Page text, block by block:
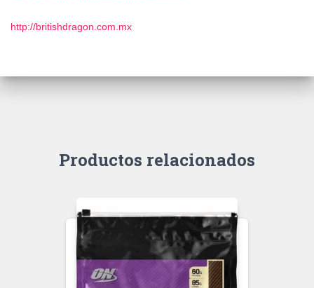
http://britishdragon.com.mx
Productos relacionados